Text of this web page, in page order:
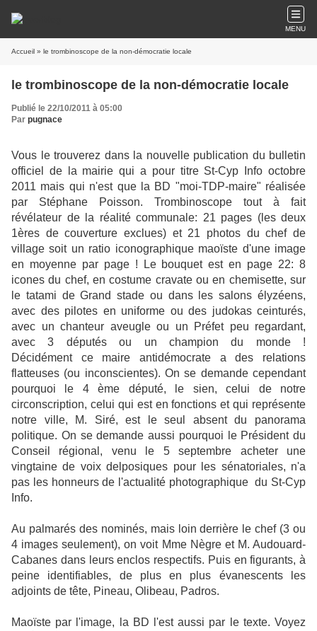
MENU
Accueil » le trombinoscope de la non-démocratie locale
le trombinoscope de la non-démocratie locale
Publié le 22/10/2011 à 05:00
Par pugnace
Vous le trouverez dans la nouvelle publication du bulletin
officiel de la mairie qui a pour titre St-Cyp Info octobre
2011 mais qui n'est que la BD "moi-TDP-maire" réalisée
par Stéphane Poisson. Trombinoscope tout à fait
révélateur de la réalité communale: 21 pages (les deux
1ères de couverture exclues) et 21 photos du chef de
village soit un ratio iconographique maoïste d'une image
en moyenne par page ! Le bouquet est en page 22: 8
icones du chef, en costume cravate ou en chemisette, sur
le tatami de Grand stade ou dans les salons élyzéens,
avec des pilotes en uniforme ou des judokas ceinturés,
avec un chanteur aveugle ou un Préfet peu regardant,
avec 3 députés ou un champion du monde !
Décidément ce maire antidémocrate a des relations
flatteuses (ou inconscientes). On se demande cependant
pourquoi le 4 ème député, le sien, celui de notre
circonscription, celui qui est en fonctions et qui représente
notre ville, M. Siré, est le seul absent du panorama
politique. On se demande aussi pourquoi le Président du
Conseil régional, venu le 5 septembre acheter une
vingtaine de voix delposiques pour les sénatoriales, n'a
pas les honneurs de l'actualité photographique du St-Cyp
Info.
Au palmarés des nominés, mais loin derrière le chef (3 ou
4 images seulement), on voit Mme Nègre et M. Audouard-
Cabanes dans leurs enclos respectifs. Puis en figurants, à
peine identifiables, de plus en plus évanescents les
adjoints de tête, Pineau, Olibeau, Padros.
Maoïste par l'image, la BD l'est aussi par le texte. Voyez